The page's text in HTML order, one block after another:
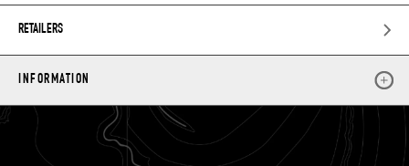
RETAILERS
INFORMATION